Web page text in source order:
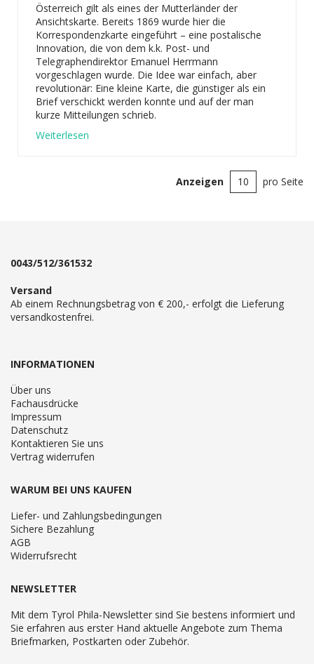
Österreich gilt als eines der Mutterländer der
Ansichtskarte. Bereits 1869 wurde hier die
Korrespondenzkarte eingeführt – eine postalische
Innovation, die von dem k.k. Post- und
Telegraphendirektor Emanuel Herrmann
vorgeschlagen wurde. Die Idee war einfach, aber
revolutionär: Eine kleine Karte, die günstiger als ein
Brief verschickt werden konnte und auf der man
kurze Mitteilungen schrieb.
Weiterlesen
Anzeigen pro Seite
0043/512/361532
Versand
Ab einem Rechnungsbetrag von € 200,- erfolgt die Lieferung
versandkostenfrei.
INFORMATIONEN
Über uns
Fachausdrücke
Impressum
Datenschutz
Kontaktieren Sie uns
Vertrag widerrufen
WARUM BEI UNS KAUFEN
Liefer- und Zahlungsbedingungen
Sichere Bezahlung
AGB
Widerrufsrecht
NEWSLETTER
Mit dem Tyrol Phila-Newsletter sind Sie bestens informiert und
Sie erfahren aus erster Hand aktuelle Angebote zum Thema
Briefmarken, Postkarten oder Zubehör.